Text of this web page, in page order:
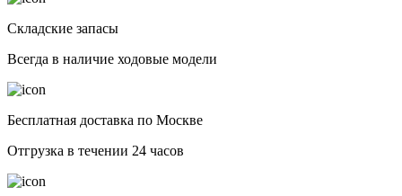
Складские запасы
Всегда в наличие ходовые модели
Бесплатная доставка по Москве
Отгрузка в течении 24 часов